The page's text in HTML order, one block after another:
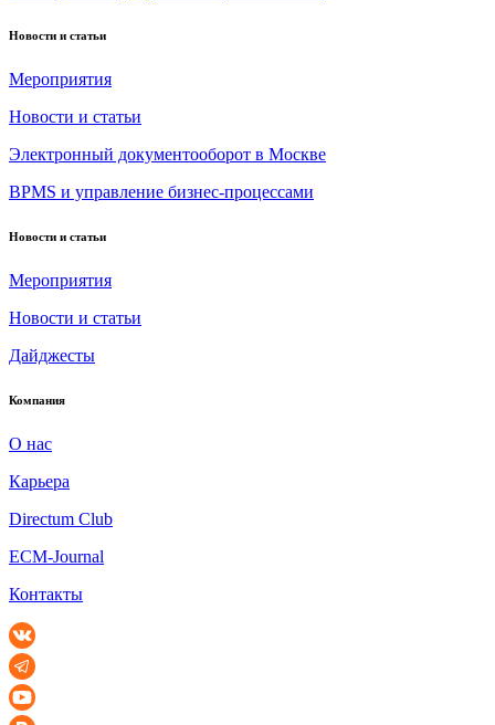
Новости и статьи
Мероприятия
Новости и статьи
Электронный документооборот в Москве
BPMS и управление бизнес-процессами
Новости и статьи
Мероприятия
Новости и статьи
Дайджесты
Компания
О нас
Карьера
Directum Club
ECM-Journal
Контакты